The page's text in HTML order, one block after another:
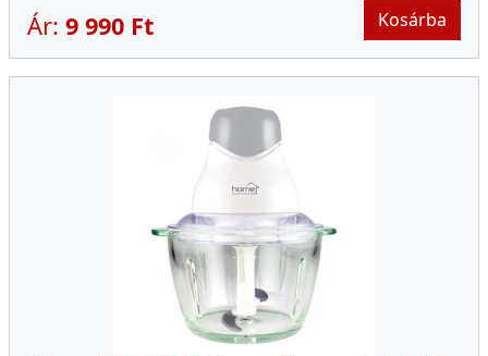
Ár: 9 990 Ft Kosárba